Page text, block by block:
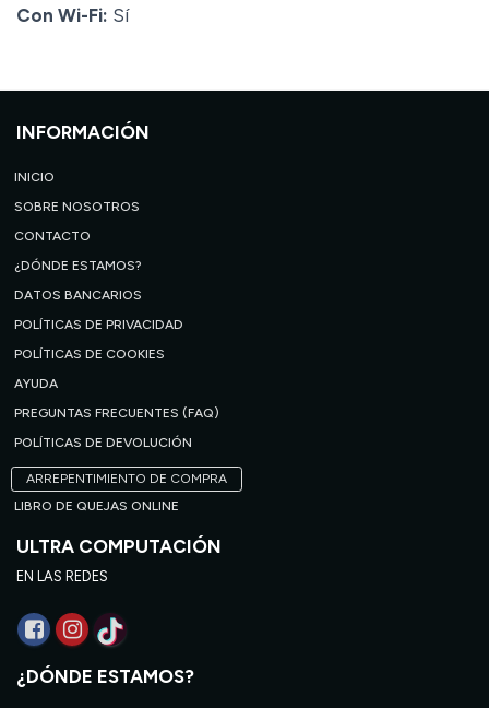
Con Wi-Fi: Sí
INFORMACIÓN
INICIO
SOBRE NOSOTROS
CONTACTO
¿DÓNDE ESTAMOS?
DATOS BANCARIOS
POLÍTICAS DE PRIVACIDAD
POLÍTICAS DE COOKIES
AYUDA
PREGUNTAS FRECUENTES (FAQ)
POLÍTICAS DE DEVOLUCIÓN
ARREPENTIMIENTO DE COMPRA
LIBRO DE QUEJAS ONLINE
ULTRA COMPUTACIÓN
EN LAS REDES
¿DÓNDE ESTAMOS?